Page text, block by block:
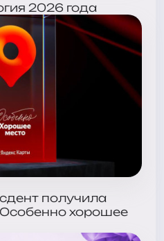
2026 года
получила
хорошее